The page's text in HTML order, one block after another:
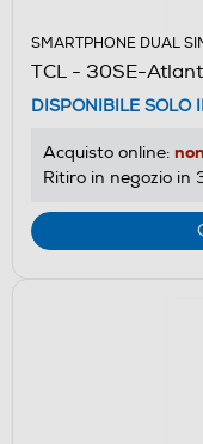
SMARTPHONE DUAL
TCL - 30SE-
DISPONIBILE SOLO
Acquisto online:
Ritiro in negozio in